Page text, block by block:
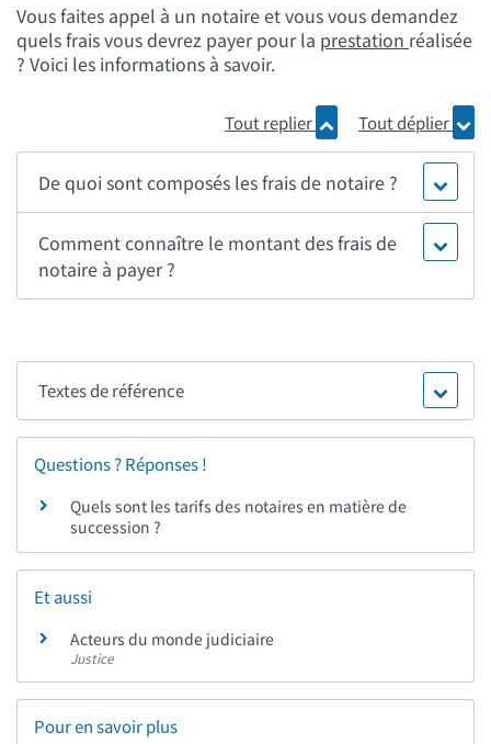
Vous faites appel à un notaire et vous vous demandez
quels frais vous devrez payer pour la prestation réalisée
? Voici les informations à savoir.
Tout replier Tout déplier
De quoi sont composés les frais de notaire ?
Comment connaître le montant des frais de
notaire à payer ?
Textes de référence
Questions ? Réponses !
Quels sont les tarifs des notaires en matière de
succession ?
Et aussi
Acteurs du monde judiciaire
Justice
Pour en savoir plus